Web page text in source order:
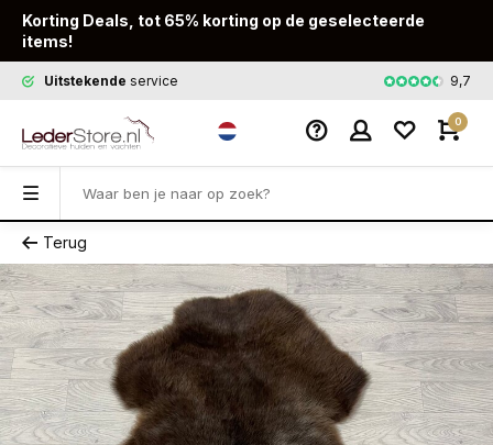
Korting Deals, tot 65% korting op de geselecteerde
items!
Uitstekende service Snelle9,7
0
Terug